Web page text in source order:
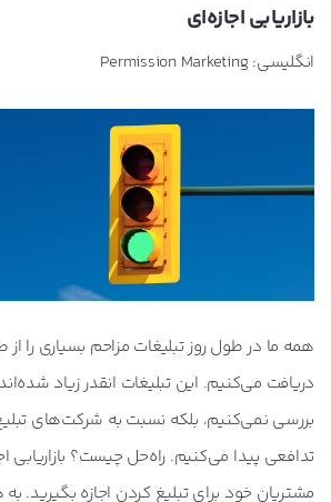
بازاریابی اجازه‌ای
انگلیسی: Permission Marketing
همه ما در طول روز تبلیغات مزاحم بسیاری را
دریافت می‌کنیم. این تبلیغات انقدر زیاد شده‌اند
بررسی نمی‌کنیم، بلکه نسبت به شرکت‌های
تدافعی پیدا می‌کنیم. راه‌حل چیست؟ بازاریابی
مشتریان خود برای تبلیغ کردن اجازه بگیرید.